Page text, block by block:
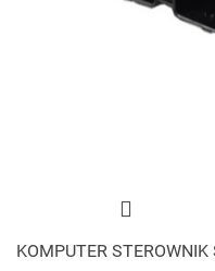
KOMPUTER